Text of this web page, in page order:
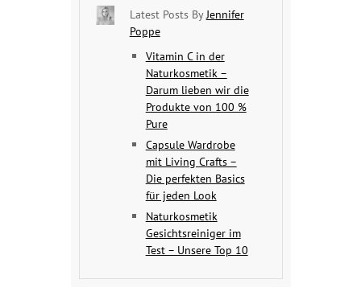
Latest Posts ByJennifer
Poppe
Vitamin C in der
Naturkosmetik –
Darum lieben wir die
Produkte von 100 %
Pure
Capsule Wardrobe
mit Living Crafts –
Die perfekten Basics
für jeden Look
Naturkosmetik
Gesichtsreiniger im
Test – Unsere Top 10